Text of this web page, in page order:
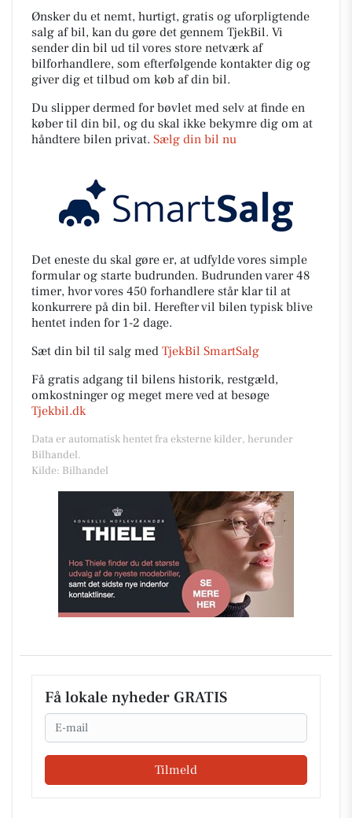
Ønsker du et nemt, hurtigt, gratis og uforpligtende
salg af bil, kan du gøre det gennem TjekBil. Vi
sender din bil ud til vores store netværk af
bilforhandlere, som efterfølgende kontakter dig og
giver dig et tilbud om køb af din bil.
Du slipper dermed for bøvlet med selv at finde en
køber til din bil, og du skal ikke bekymre dig om at
håndtere bilen privat. Sælg din bil nu
Det eneste du skal gøre er, at udfylde vores simple
formular og starte budrunden. Budrunden varer 48
timer, hvor vores 450 forhandlere står klar til at
konkurrere på din bil. Herefter vil bilen typisk blive
hentet inden for 1-2 dage.
Sæt din bil til salg med TjekBil SmartSalg
Få gratis adgang til bilens historik, restgæld,
omkostninger og meget mere ved at besøge
Tjekbil.dk
Data er automatisk hentet fra eksterne kilder, herunder
Bilhandel.
Kilde: Bilhandel
Få lokale nyheder GRATIS
Email
Tilmeld